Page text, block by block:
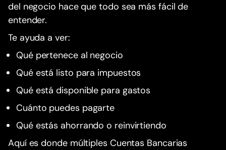
del negocio hace que todo sea más fácil de
entender.
Te ayuda a ver:
Qué pertenece al negocio
Qué está listo para impuestos
Qué está disponible para gastos
Cuánto puedes pagarte
Qué estás ahorrando o reinvirtiendo
Aquí es donde múltiples Cuentas Bancarias